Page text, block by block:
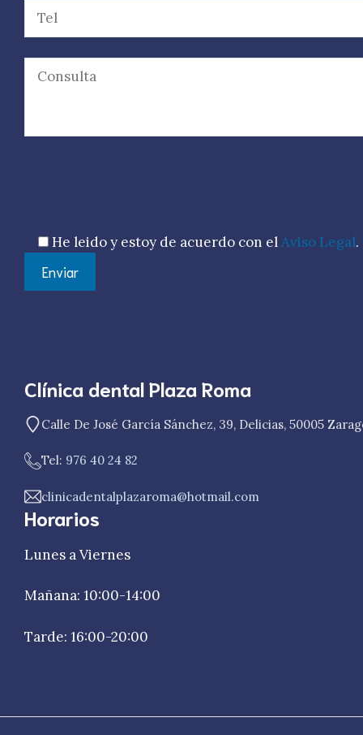
He leido y estoy de acuerdo con elAviso Legal.
Clínica dental Plaza Roma
Calle De José García Sánchez, 39, Delicias, 50005
Tel: 976 40 24 82
clinicadentalplazaroma@hotmail.com
Horarios
Lunes a Viernes
Mañana: 10:00-14:00
Tarde: 16:00-20:00